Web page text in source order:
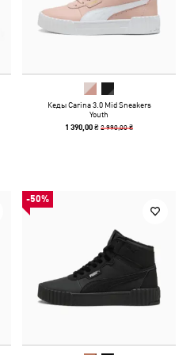
Кеды Carina 3.0 Mid Sneakers
Youth
1 390,00 ₴2 990,00 ₴
-50%